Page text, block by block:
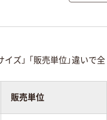
イズ」 「販売単位」違いで全
販売単位